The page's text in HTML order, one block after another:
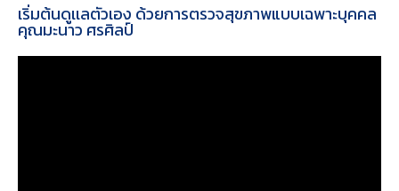
เริ่มต้นดูเเลตัวเอง ด้วยการตรวจสุขภาพแบบเฉพาะบุคคล
คุณมะนาว ศรศิลป์